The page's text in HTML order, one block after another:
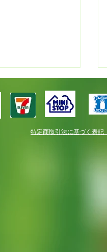
特定商取引法に基づく表記